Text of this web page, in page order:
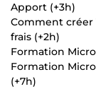
Apport (+3h)
Comment créer
frais (+2h)
Formation
Formation
(+7h)